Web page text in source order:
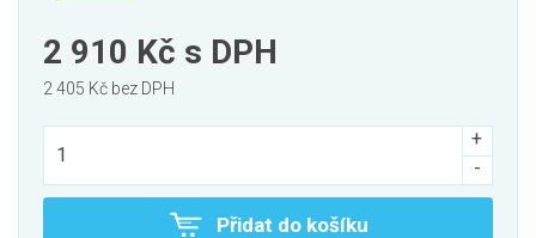
2 910 Kč s DPH
2 405 Kč bez DPH
Přidat do košíku